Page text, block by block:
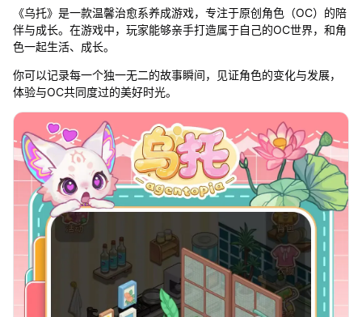
《乌托》是一款温馨治愈系养成游戏，专注于原创角色（OC）的陪
伴与成长。在游戏中，玩家能够亲手打造属于自己的OC世界，和角
色一起生活、成长。
你可以记录每一个独一无二的故事瞬间，见证角色的变化与发展，
体验与OC共同度过的美好时光。